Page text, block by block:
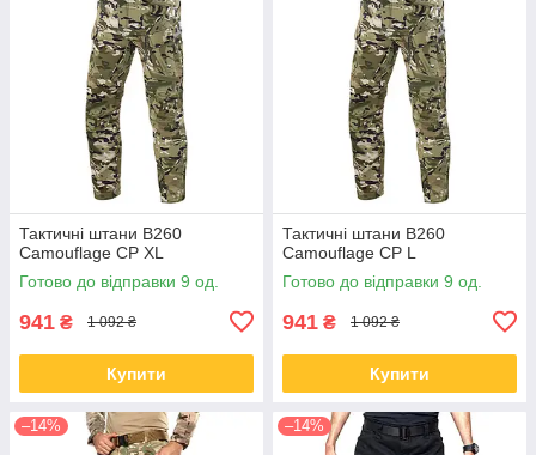
Тактичні штани B260
Camouflage CP XL
Готово до відправки 9 од.
941 ₴ 1 092 ₴
Купити
Тактичні штани B260
Camouflage CP L
Готово до відправки 9 од.
941 ₴ 1 092 ₴
Купити
–14% –14%